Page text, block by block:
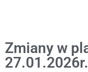
Zmiany w